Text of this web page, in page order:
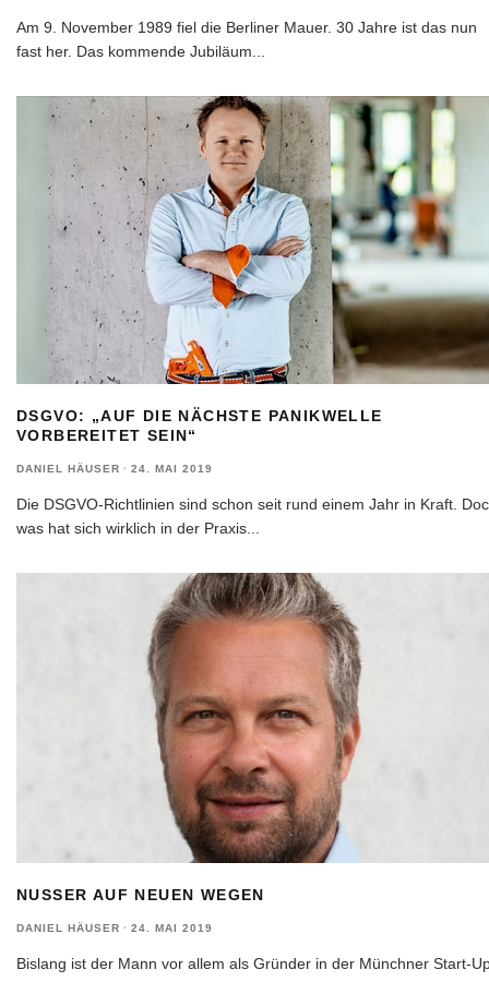
Am 9. November 1989 fiel die Berliner Mauer. 30 Jahre ist das nun
fast her. Das kommende Jubiläum...
DSGVO: „AUF DIE NÄCHSTE PANIKWELLE
VORBEREITET SEIN“
DANIEL HÄUSER · 24. MAI 2019
Die DSGVO-Richtlinien sind schon seit rund einem Jahr in Kraft.
was hat sich wirklich in der Praxis...
NUSSER AUF NEUEN WEGEN
DANIEL HÄUSER · 24. MAI 2019
Bislang ist der Mann vor allem als Gründer in der Münchner Start-